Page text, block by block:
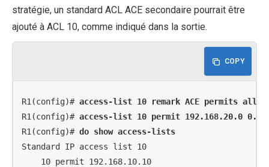
stratégie, un standard ACL ACE secondaire pourrait être
ajouté à ACL 10, comme indiqué dans la sortie.
COPY
R1(config)# access-list 10 remark ACE permits all
R1(config)# access-list 10 permit 192.168.20.0
R1(config)# do show access-lists
Standard IP access list 10
    10 permit 192.168.10.10